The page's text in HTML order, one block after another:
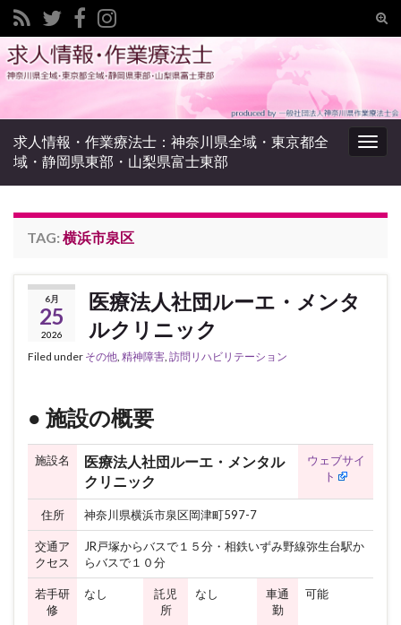
Search for:
求人情報・作業療法士：神奈川県全域・東京都全
域・静岡県東部・山梨県富士東部
TAG: 横浜市泉区
6月
25
2026
医療法人社団ルーエ・メンタ
ルクリニック
Filed under その他, 精神障害, 訪問リハビリテーション
● 施設の概要
施設名
医療法人社団ルーエ・メンタル
クリニック
ウェブサイ
ト
住所 神奈川県横浜市泉区岡津町597-7
交通ア
クセス
JR戸塚からバスで１５分・相鉄いずみ野線弥生台駅か
らバスで１０分
若手研
修
なし
託児
所
なし
車通
勤
可能